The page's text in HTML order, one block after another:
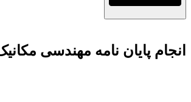
انجام پایان نامه مهندسی